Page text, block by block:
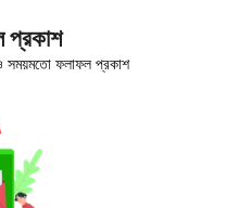
প্রকাশ
ও সময়মতো ফলাফল প্রকাশ